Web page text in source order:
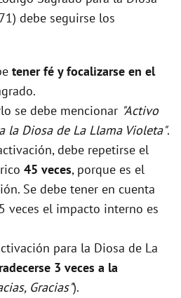
debe seguirse los
tener fé y focalizarse en el
se debe mencionar "Activo
la Diosa de La Llama Violeta".
debe repetirse el
45 veces, porque es el
Se debe tener en cuenta
veces el impacto interno es
para la Diosa de La
3 veces a la
Gracias").